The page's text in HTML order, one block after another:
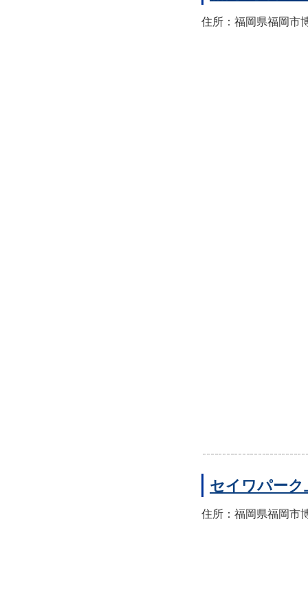
住所：福岡県福岡市
セイワパーク
住所：福岡県福岡市